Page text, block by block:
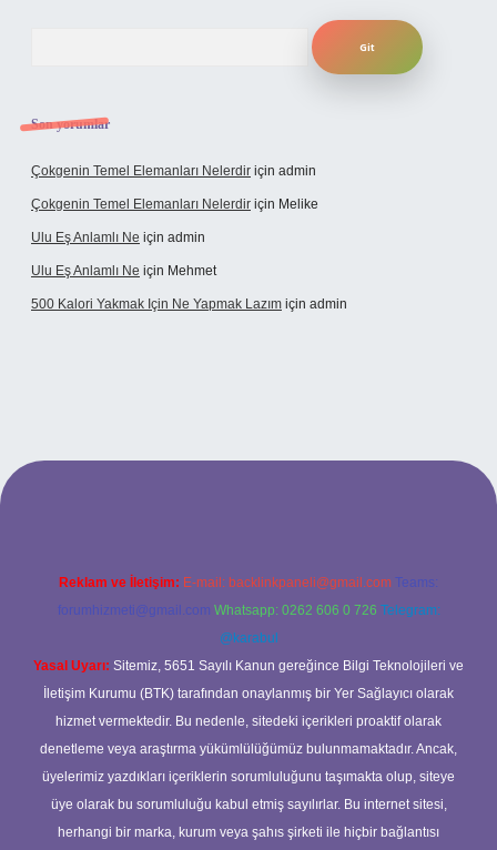
Son yorumlar
Çokgenin Temel Elemanları Nelerdir için admin
Çokgenin Temel Elemanları Nelerdir için Melike
Ulu Eş Anlamlı Ne için admin
Ulu Eş Anlamlı Ne için Mehmet
500 Kalori Yakmak Için Ne Yapmak Lazım için admin
giriş adresi
Reklam ve İletişim: E-mail: backlinkpaneli@gmail.com Teams:
forumhizmeti@gmail.com Whatsapp: 0262 606 0 726 Telegram:
@karabul
Yasal Uyarı: Sitemiz, 5651 Sayılı Kanun gereğince Bilgi Teknolojileri ve
İletişim Kurumu (BTK) tarafından onaylanmış bir Yer Sağlayıcı olarak
hizmet vermektedir. Bu nedenle, sitedeki içerikleri proaktif olarak
denetleme veya araştırma yükümlülüğümüz bulunmamaktadır. Ancak,
üyelerimiz yazdıkları içeriklerin sorumluluğunu taşımakta olup, siteye
üye olarak bu sorumluluğu kabul etmiş sayılırlar. Bu internet sitesi,
herhangi bir marka, kurum veya şahıs şirketi ile hiçbir bağlantısı